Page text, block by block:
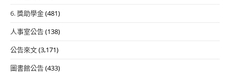
6. 獎助學金(481)
人事室公告(138)
公告來文(3,171)
圖書館公告(433)